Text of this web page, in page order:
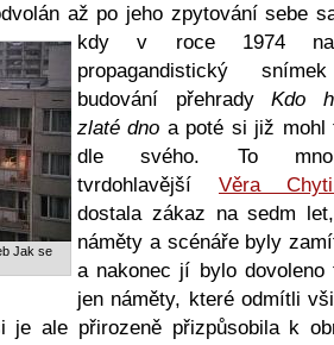
až po jeho zpytování sebe
kdy v roce 1974
Jak se
propagandistický
budování přehradyKdo
zlaté dno a poté si již mohl
dle svého. To
tvrdohlavější Věra
dostala zákaz na sedm
náměty a scénáře byly
a nakonec jí bylo dovoleno
jen náměty, které odmítli
je ale přirozeně přizpůsobila k